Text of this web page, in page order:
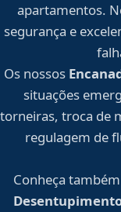
apartamentos.
segurança e
Os nossos
situações
torneiras, troca de
regulagem de
Conheça